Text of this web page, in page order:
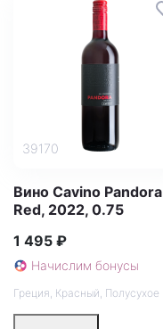
39170
Вино Cavino Pandora
Red, 2022, 0.75
1 495 ₽
Начислим бонусы
Греция, Красный, Полусухое